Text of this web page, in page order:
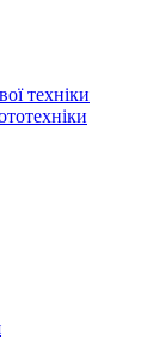
техніки